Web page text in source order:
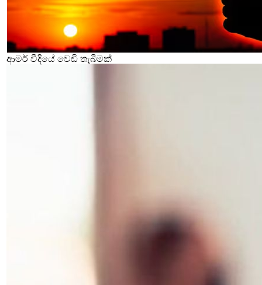
ආමර් වීදියේ වෙඩි තැබීමක්